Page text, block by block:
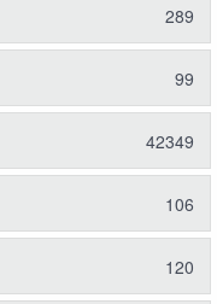
289
99
42349
106
120